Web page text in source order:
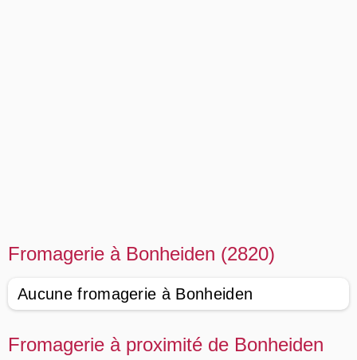
Fromagerie à Bonheiden (2820)
Aucune fromagerie à Bonheiden
Fromagerie à proximité de Bonheiden